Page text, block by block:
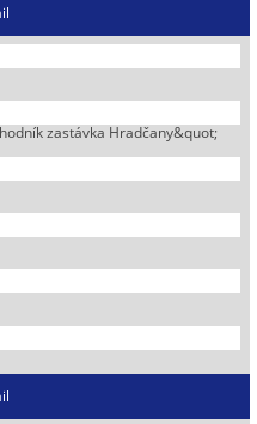
zastávka Hradčany&quot;